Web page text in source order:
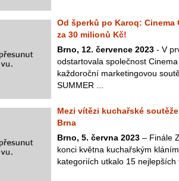
Od šperků po Karoq: Cinema
za 30 milionů Kč!
Brno, 12. července 2023 - V
odstartovala společnost
každoroční marketingovou
SUMMER ...
Mezi vítězi kuchařské
Brna
Brno, 5. června 2023 – Finále
konci května kuchařským
kategoriích utkalo 15